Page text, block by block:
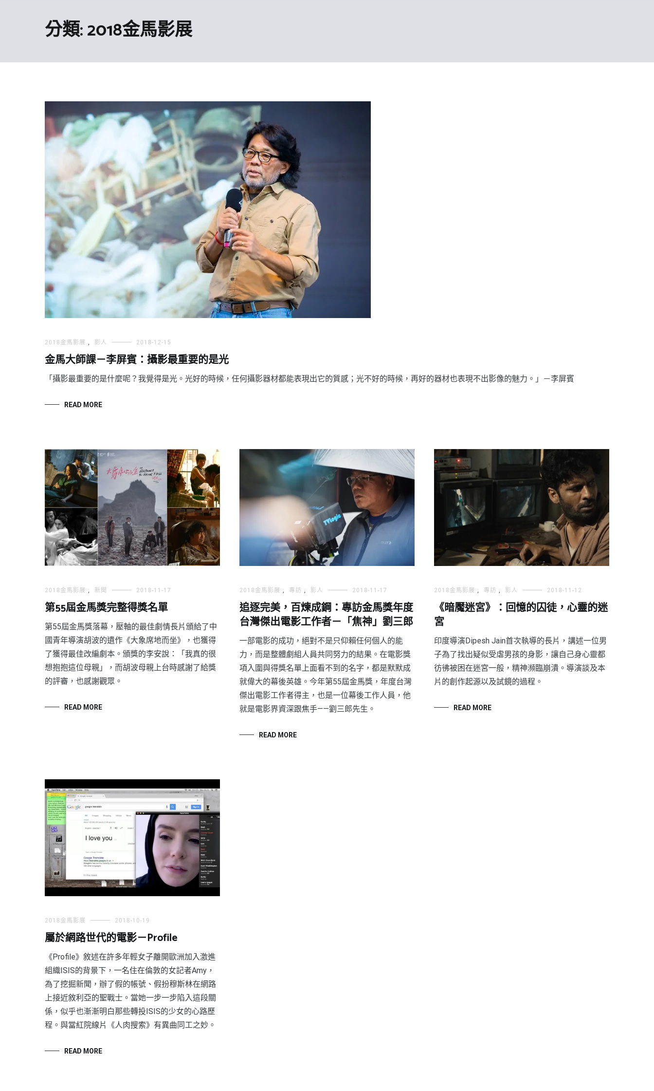
分類:2018金馬影展
2018金馬影展 , 影人 2018-12-15
金馬大師課－李屏賓：攝影最重要的是光
「攝影最重要的是什麼呢？我覺得是光。光好的時候，任何攝影器材都能表現出它的質感；光不好的時候，再好的器材也表現不出影像的魅力。」－李屏賓
READ MORE
2018金馬影展 , 新聞 2018-11-17
第55屆金馬獎完整得獎名單
第55屆金馬獎落幕，壓軸的最佳劇情長片頒給了中
國青年導演胡波的遺作《大象席地而坐》，也獲得
了獲得最佳改編劇本。頒獎的李安說：「我真的很
想抱抱這位母親」，而胡波母親上台時感謝了給獎
的評審，也感謝觀眾。
READ MORE
2018金馬影展 , 專訪 , 影人 2018-11-17
追逐完美，百煉成鋼：專訪金馬獎年度
台灣傑出電影工作者－「焦神」劉三郎
一部電影的成功，絕對不是只仰賴任何個人的能
力，而是整體劇組人員共同努力的結果。在電影獎
項入圍與得獎名單上面看不到的名字，都是默默成
就偉大的幕後英雄。今年第55屆金馬獎，年度台灣
傑出電影工作者得主，也是一位幕後工作人員，他
就是電影界資深跟焦手——劉三郎先生。
READ MORE
2018金馬影展 , 專訪 , 影人 2018-11-12
《暗魘迷宮》：回憶的囚徒，心靈的迷
宮
印度導演Dipesh Jain首次執導的長片，講述一位男
子為了找出疑似受虐男孩的身影，讓自己身心靈都
彷彿被困在迷宮一般，精神瀕臨崩潰。導演談及本
片的創作起源以及試鏡的過程。
READ MORE
2018金馬影展 2018-10-19
屬於網路世代的電影－Profile
《Profile》敘述在許多年輕女子離開歐洲加入激進
組織ISIS的背景下，一名住在倫敦的女記者Amy，
為了挖掘新聞，辦了假的帳號、假扮穆斯林在網路
上接近敘利亞的聖戰士。當她一步一步陷入這段關
係，似乎也漸漸明白那些轉投ISIS的少女的心路歷
程。與當紅院線片《人肉搜索》有異曲同工之妙。
READ MORE